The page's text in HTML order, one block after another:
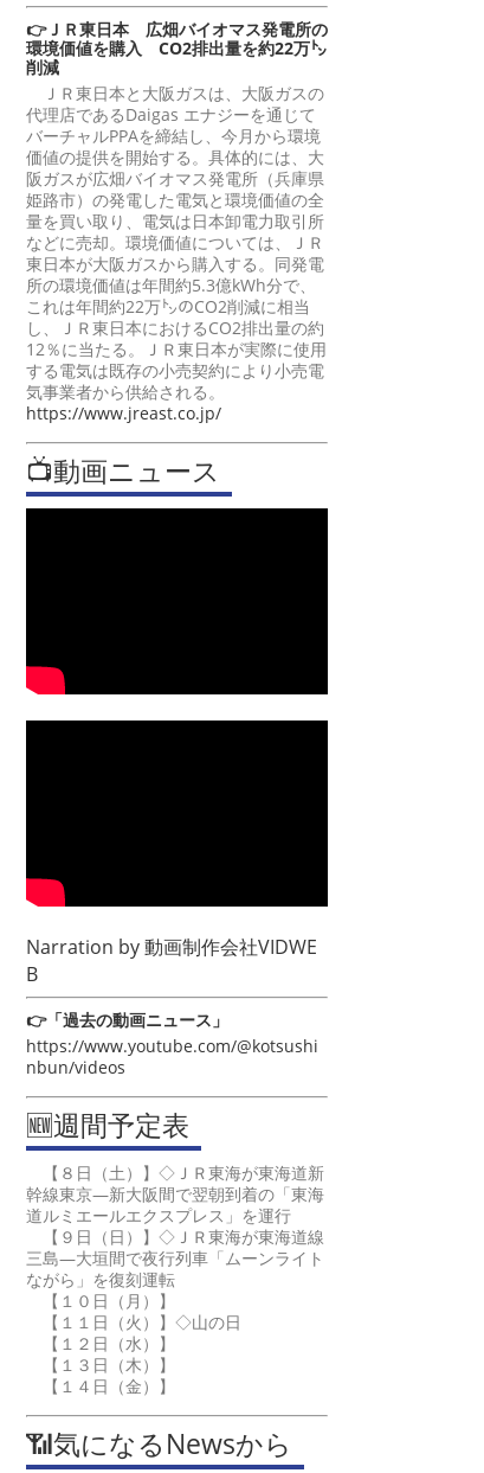
👉ＪＲ東日本 広畑バイオマス発電所の
環境価値を購入 CO2排出量を約22万㌧
削減
ＪＲ東日本と大阪ガスは、大阪ガスの
代理店であるDaigas エナジーを通じて
バーチャルPPAを締結し、今月から環境
価値の提供を開始する。具体的には、大
阪ガスが広畑バイオマス発電所（兵庫県
姫路市）の発電した電気と環境価値の全
量を買い取り、電気は日本卸電力取引所
などに売却。環境価値については、ＪＲ
東日本が大阪ガスから購入する。同発電
所の環境価値は年間約5.3億kWh分で、
これは年間約22万㌧のCO2削減に相当
し、ＪＲ東日本におけるCO2排出量の約
12％に当たる。ＪＲ東日本が実際に使用
する電気は既存の小売契約により小売電
気事業者から供給される。
https://www.jreast.co.jp/
📺動画ニュース
Narration by動画制作会社VIDWE
B
👉「過去の動画ニュース」
https://www.youtube.com/@kotsushi
nbun/videos
🆕週間予定表
【８日（土）】◇ＪＲ東海が東海道新
幹線東京―新大阪間で翌朝到着の「東海
道ルミエールエクスプレス」を運行
【９日（日）】◇ＪＲ東海が東海道線
三島―大垣間で夜行列車「ムーンライト
ながら」を復刻運転
【１０日（月）】
【１１日（火）】◇山の日
【１２日（水）】
【１３日（木）】
【１４日（金）】
📶気になるNewsから